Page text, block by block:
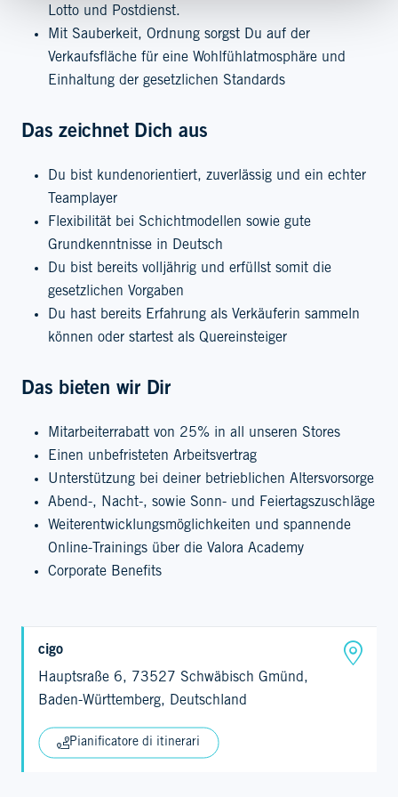
Lotto und Postdienst.
Mit Sauberkeit, Ordnung sorgst Du auf der
Verkaufsfläche für eine Wohlfühlatmosphäre und
Einhaltung der gesetzlichen Standards
Das zeichnet Dich aus
Du bist kundenorientiert, zuverlässig und ein echter
Teamplayer
Flexibilität bei Schichtmodellen sowie gute
Grundkenntnisse in Deutsch
Du bist bereits volljährig und erfüllst somit die
gesetzlichen Vorgaben
Du hast bereits Erfahrung als Verkäuferin sammeln
können oder startest als Quereinsteiger
Das bieten wir Dir
Mitarbeiterrabatt von 25% in all unseren Stores
Einen unbefristeten Arbeitsvertrag
Unterstützung bei deiner betrieblichen Altersvorsorge
Abend-, Nacht-, sowie Sonn- und Feiertagszuschläge
Weiterentwicklungsmöglichkeiten und spannende
Online-Trainings über die Valora Academy
Corporate Benefits
cigo
Hauptsraße 6, 73527 Schwäbisch Gmünd,
Baden-Württemberg, Deutschland
Pianificatore di itinerari